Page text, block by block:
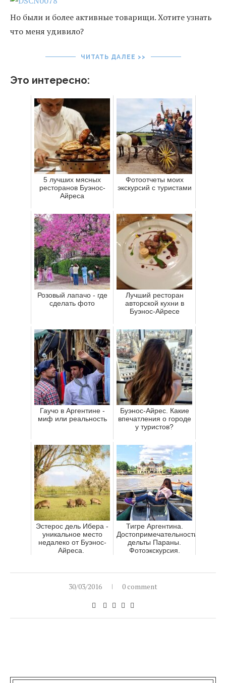
Но были и более активные товарищи. Хотите узнать
что меня удивило?
ЧИТАТЬ ДАЛЕЕ >>
Это интересно:
5 лучших мясных
ресторанов Буэнос-
Айреса
Фотоотчеты моих
экскурсий с туристами
Розовый лапачо - где
сделать фото
Лучший ресторан
авторской кухни в
Буэнос-Айресе
Гаучо в Аргентине -
миф или реальность
Буэнос-Айрес. Какие
впечатления о городе
у туристов?
Эстерос дель Ибера -
уникальное место
недалеко от Буэнос-
Айреса.
Тигре Аргентина.
Достопримечательности
дельты Параны.
Фотоэкскурсия.
30/03/2016 0 comment